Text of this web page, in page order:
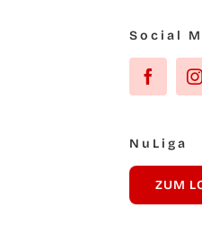
Social
NuLi­ga
ZUM